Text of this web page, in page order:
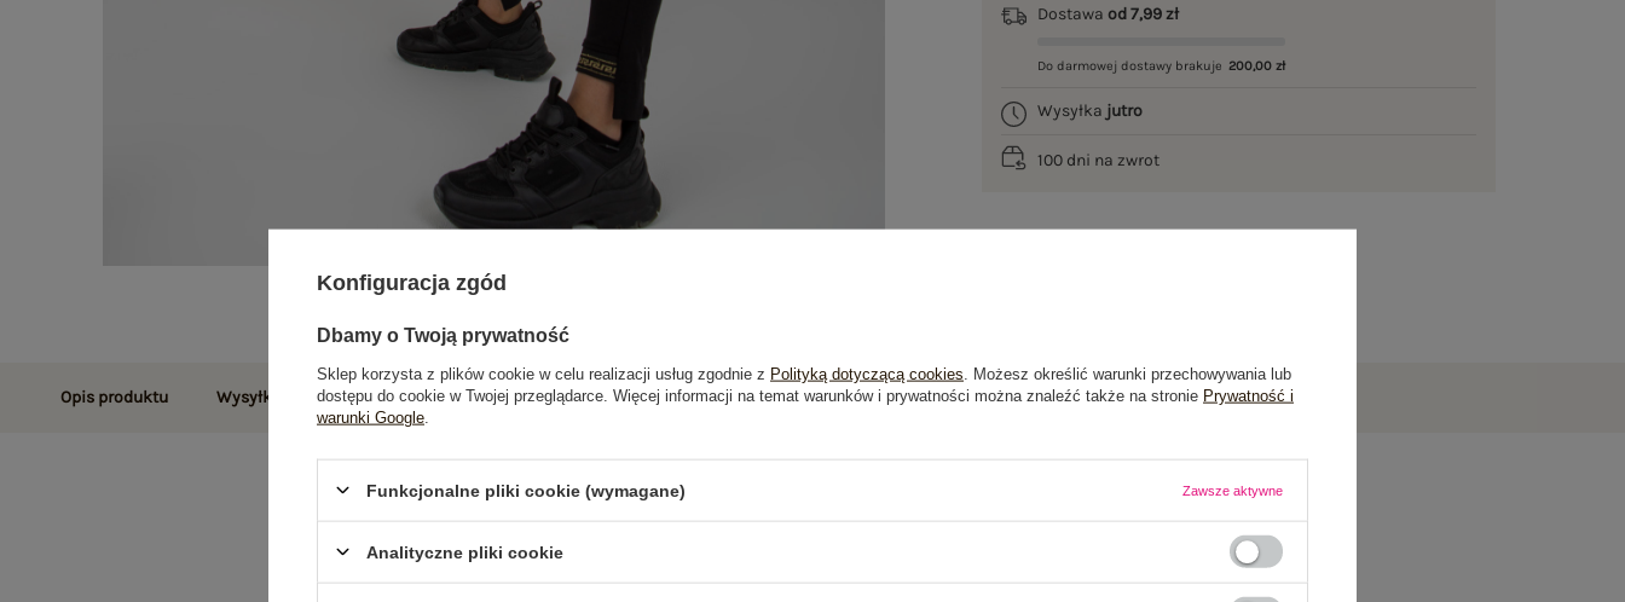
Dostawaod 7,99 zł
Do darmowej dostawy brakuje 200,00 zł
Wysyłka jutro
100 dni na zwrot
Opis produktu Wysyłka i dostawa Zwroty i reklamacje Opinie o produkcie(0)
Konfiguracja zgód
Dbamy o Twoją prywatność
Sklep korzysta z plików cookie w celu realizacji usług zgodnie z Polityką dotyczącą cookies . Możesz określić warunki przechowywania lub
dostępu do cookie w Twojej przeglądarce. Więcej informacji na temat warunków i prywatności można znaleźć także na stronie Prywatność i
warunki Google
Funkcjonalne pliki cookie (wymagane) Zawsze aktywne
Analityczne pliki cookie